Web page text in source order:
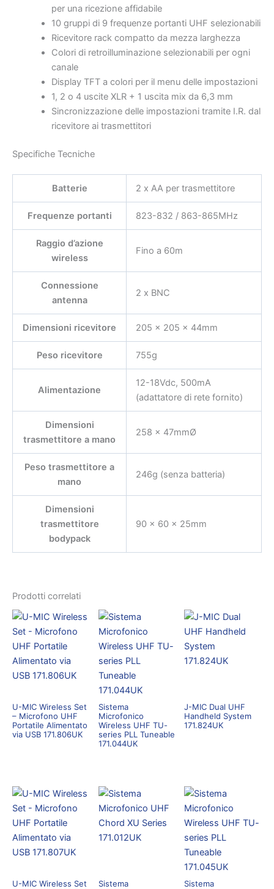
per una ricezione affidabile
10 gruppi di 9 frequenze portanti UHF selezionabili
Ricevitore rack compatto da mezza larghezza
Colori di retroilluminazione selezionabili per ogni
canale
Display TFT a colori per il menu delle impostazioni
1, 2 o 4 uscite XLR + 1 uscita mix da 6,3 mm
Sincronizzazione delle impostazioni tramite I.R. dal
ricevitore ai trasmettitori
Specifiche Tecniche
Batterie 2 x AA per trasmettitore
Frequenze portanti 823-832 / 863-865MHz
Raggio d’azione
wireless
Fino a 60m
Connessione
antenna
2 x BNC
Dimensioni ricevitore 205 x 205 x 44mm
Peso ricevitore 755g
Alimentazione
12-18Vdc, 500mA
(adattatore di rete fornito)
Dimensioni
trasmettitore a mano
258 x 47mmØ
Peso trasmettitore a
mano
246g (senza batteria)
Dimensioni
trasmettitore
bodypack
90 x 60 x 25mm
Prodotti correlati
U-MIC Wireless Set
– Microfono UHF
Portatile Alimentato
via USB 171.806UK
Sistema
Microfonico
Wireless UHF TU-
series PLL Tuneable
171.044UK
J-MIC Dual UHF
Handheld System
171.824UK
U-MIC Wireless Set
Sistema
Sistema